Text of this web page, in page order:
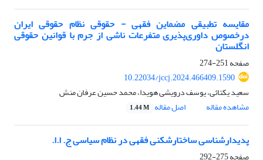
مقایسه تطبیقی مضماین فقهی - حقوقی نظام حقوقی ایران
درخصوص داوری‌پذیری متفرعات ناشی از جرم با قوانین حقوقی
انگلستان
صفحه251-274
10.22034/jccj.2024.466409.1590
سعید یکتائی، یوسف درویشی هویدا، محمد حسین عرفان منش
مشاهده مقاله
اصل مقاله 1.44 M
پدیدارشناسی ساختارشکنی فقهی در نظام سیاسی ج. ا.ا.